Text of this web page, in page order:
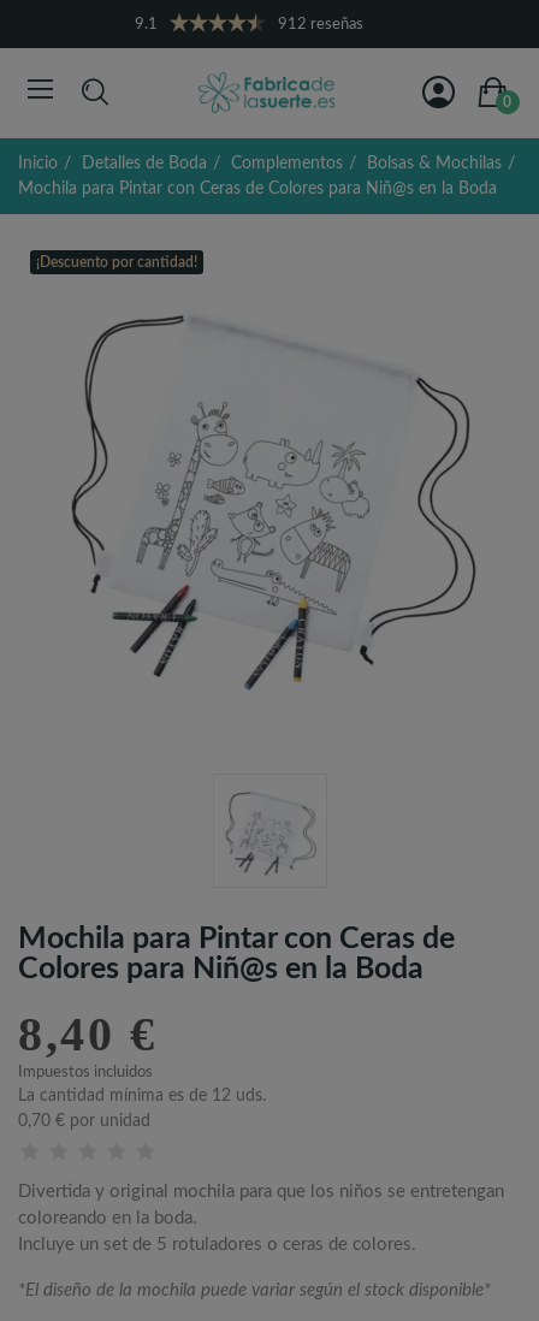
9.1 912 reseñas
0
Inicio Detalles de Boda Complementos
Bolsas & Mochilas
Mochila para Pintar con Ceras de Colores para Niñ@s en la Boda
¡Descuento por cantidad!
Mochila para Pintar con Ceras de
Colores para Niñ@s en la Boda
8,40 €
Impuestos incluidos
La cantidad mínima es de 12 uds.
0,70 € por unidad
Divertida y original mochila para que los niños se entretengan
coloreando en la boda.
Incluye un set de 5 rotuladores o ceras de colores.
*El diseño de la mochila puede variar según el stock disponible*